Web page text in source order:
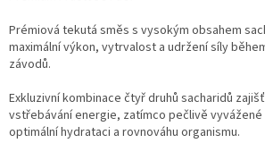
Prémiová tekutá směs s vysokým obsahem
maximální výkon, vytrvalost a udržení síly
závodů.
Exkluzivní kombinace čtyř druhů sacharidů
vstřebávání energie, zatímco pečlivě
optimální hydrataci a rovnováhu organismu.